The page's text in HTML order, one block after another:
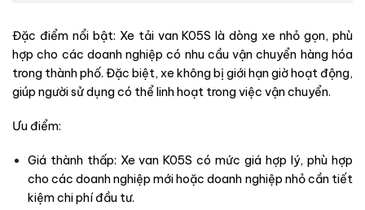
Đặc điểm nổi bật: Xe tải van K05S là dòng xe nhỏ gọn, phù
hợp cho các doanh nghiệp có nhu cầu vận chuyển hàng hóa
trong thành phố. Đặc biệt, xe không bị giới hạn giờ hoạt động,
giúp người sử dụng có thể linh hoạt trong việc vận chuyển.
Ưu điểm:
Giá thành thấp: Xe van K05S có mức giá hợp lý, phù hợp
cho các doanh nghiệp mới hoặc doanh nghiệp nhỏ cần tiết
kiệm chi phí đầu tư.